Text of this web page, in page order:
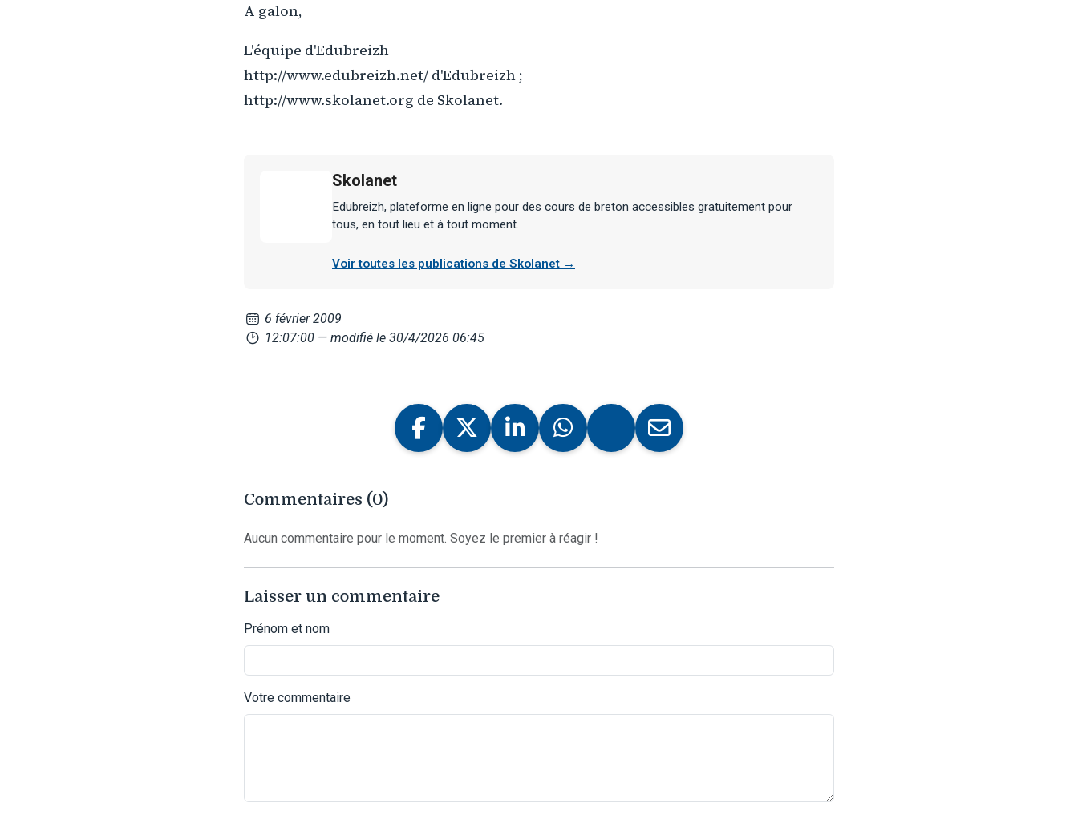
A galon,
L'équipe d'Edubreizh
http://www.edubreizh.net/ d'Edubreizh ;
http://www.skolanet.org de Skolanet.
Skolanet
Edubreizh, plateforme en ligne pour des cours de breton accessibles gratuitement pour
tous, en tout lieu et à tout moment.
Voir toutes les publications de Skolanet →
6 février 2009
12:07:00 — modifié le 30/4/2026 06:45
Commentaires (0)
Aucun commentaire pour le moment. Soyez le premier à réagir !
Laisser un commentaire
Prénom et nom
Votre commentaire